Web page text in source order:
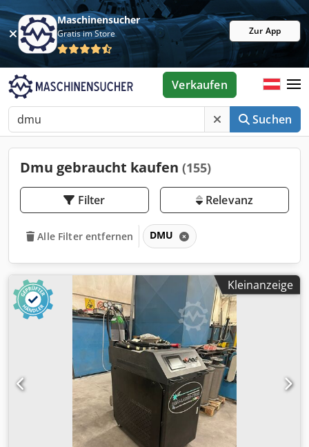
Maschinensucher
Gratis im Store Zur App
Suchen
Verkaufen
Dmu gebraucht kaufen (155)
Filter Relevanz
Alle Filter entfernen DMU
Kleinanzeige